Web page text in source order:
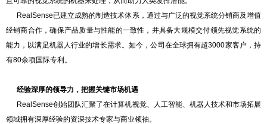
RealSense已建立成熟的制造技术体系，通过与广泛的视觉系统分销商及增值
经销商合作，确保产品质量与性能的一致性，并具备大规模交付领先视觉系统的
能力，以满足机器人行业的增长需求。如今，公司在全球拥有超3000家客户，持
有80余项国际专利。
经验深厚的领导力，把握关键市场机遇
RealSense创始团队汇聚了在计算机视觉、人工智能、机器人技术和市场拓展
领域拥有深厚经验的资深技术专家与商业领袖。